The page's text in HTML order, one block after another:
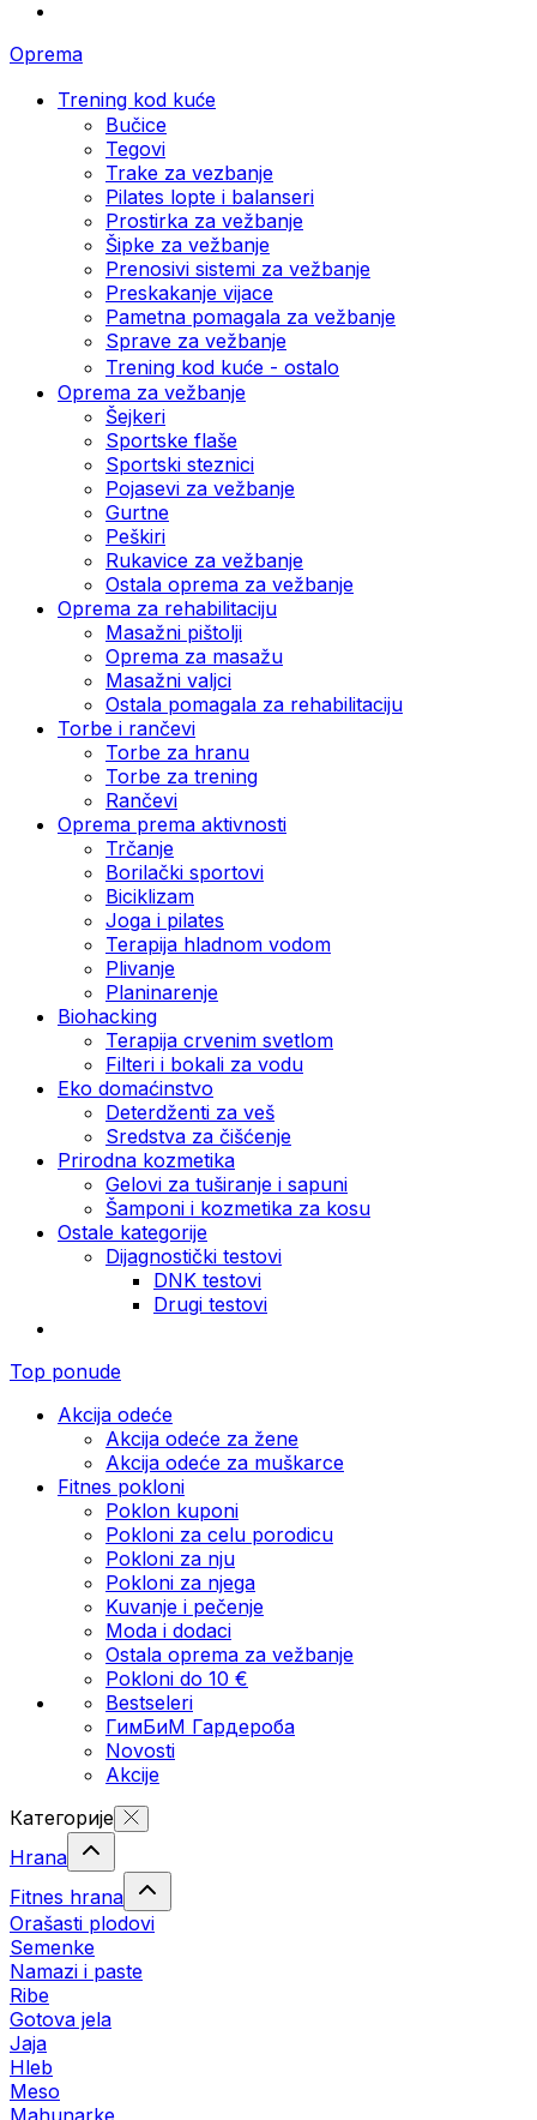
Oprema
Trening kod kuće
Bučice
Tegovi
Trake za vezbanje
Pilates lopte i balanseri
Prostirka za vežbanje
Šipke za vežbanje
Prenosivi sistemi za vežbanje
Preskakanje vijace
Pametna pomagala za vežbanje
Sprave za vežbanje
Trening kod kuće - ostalo
Oprema za vežbanje
Šejkeri
Sportske flaše
Sportski steznici
Pojasevi za vežbanje
Gurtne
Peškiri
Rukavice za vežbanje
Ostala oprema za vežbanje
Oprema za rehabilitaciju
Masažni pištolji
Oprema za masažu
Masažni valjci
Ostala pomagala za rehabilitaciju
Torbe i rančevi
Torbe za hranu
Torbe za trening
Rančevi
Oprema prema aktivnosti
Trčanje
Borilački sportovi
Biciklizam
Joga i pilates
Terapija hladnom vodom
Plivanje
Planinarenje
Biohacking
Terapija crvenim svetlom
Filteri i bokali za vodu
Eko domaćinstvo
Deterdženti za veš
Sredstva za čišćenje
Prirodna kozmetika
Gelovi za tuširanje i sapuni
Šamponi i kozmetika za kosu
Ostale kategorije
Dijagnostički testovi
DNK testovi
Drugi testovi
Top ponude
Akcija odeće
Akcija odeće za žene
Akcija odeće za muškarce
Fitnes pokloni
Poklon kuponi
Pokloni za celu porodicu
Pokloni za nju
Pokloni za njega
Kuvanje i pečenje
Moda i dodaci
Ostala oprema za vežbanje
Pokloni do 10 €
Bestseleri
ГимБиМ Гардeробa
Novosti
Akcije
Категорије
Hrana
Fitnes hrana
Orašasti plodovi
Semenke
Namazi i paste
Ribe
Gotova jela
Јаја
Hleb
Meso